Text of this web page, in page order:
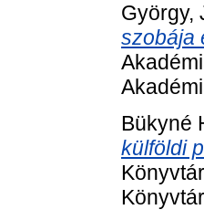
György,
szobája
Bükyné
külföldi